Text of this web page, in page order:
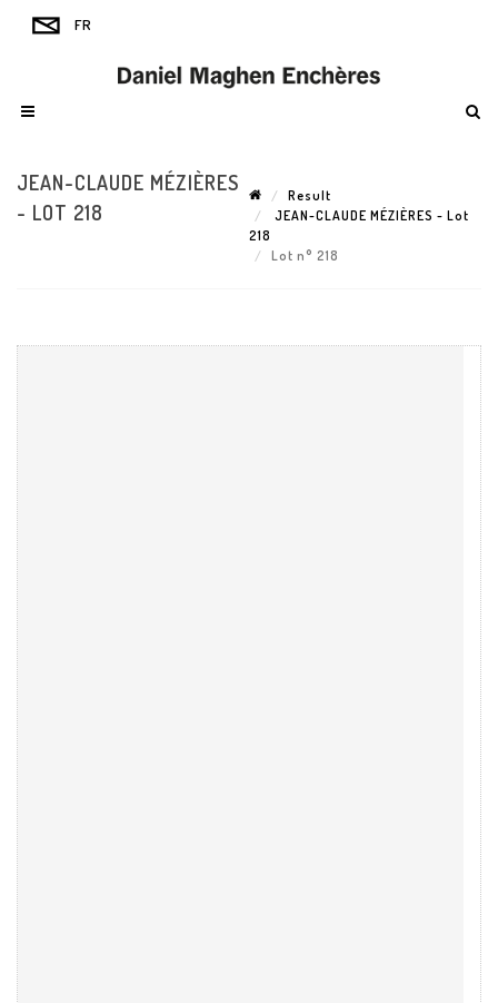
JEAN-CLAUDE MÉZIÈRES
- LOT 218
Result
JEAN-CLAUDE MÉZIÈRES - Lot
218
Lot n° 218